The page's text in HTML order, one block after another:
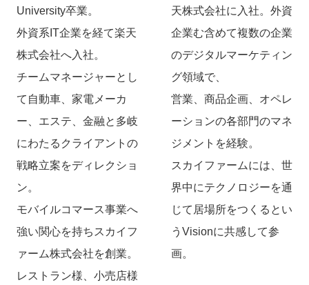
University卒業。
外資系IT企業を経て楽天
株式会社へ入社。
チームマネージャーとし
て自動車、家電メーカ
ー、エステ、金融と多岐
にわたるクライアントの
戦略立案をディレクショ
ン。
モバイルコマース事業へ
強い関心を持ちスカイフ
ァーム株式会社を創業。
レストラン様、小売店様
天株式会社に入社。外資
企業む含めて複数の企業
のデジタルマーケティン
グ領域で、
営業、商品企画、オペレ
ーションの各部門のマネ
ジメントを経験。
スカイファームには、世
界中にテクノロジーを通
じて居場所をつくるとい
うVisionに共感して参
画。